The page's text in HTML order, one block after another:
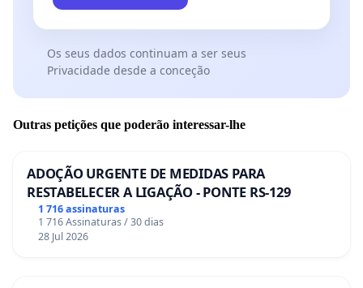
Os seus dados continuam a ser seus
Privacidade desde a conceção
Outras petições que poderão interessar-lhe
ADOÇÃO URGENTE DE MEDIDAS PARA
RESTABELECER A LIGAÇÃO - PONTE RS-129
1 716 assinaturas
1 716 Assinaturas / 30 dias
28 Jul 2026